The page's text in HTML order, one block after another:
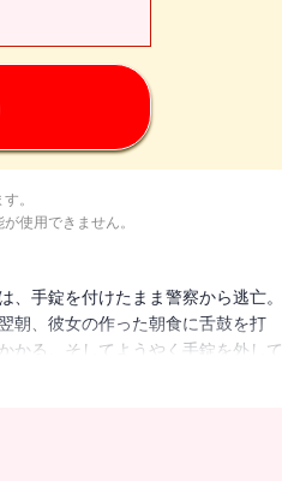
。
使用できません。
手錠を付けたまま警察から逃亡。
朝、彼女の作った朝食に舌鼓を打
かる。そしてようやく手錠を外して